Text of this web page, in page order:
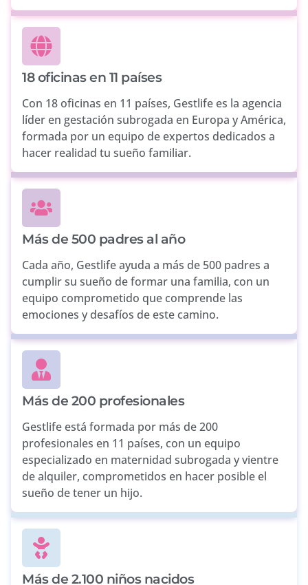
18 oficinas en 11 países
Con 18 oficinas en 11 países, Gestlife es la agencia
líder en gestación subrogada en Europa y América,
formada por un equipo de expertos dedicados a
hacer realidad tu sueño familiar.
Más de 500 padres al año
Cada año, Gestlife ayuda a más de 500 padres a
cumplir su sueño de formar una familia, con un
equipo comprometido que comprende las
emociones y desafíos de este camino.
Más de 200 profesionales
Gestlife está formada por más de 200
profesionales en 11 países, con un equipo
especializado en maternidad subrogada y vientre
de alquiler, comprometidos en hacer posible el
sueño de tener un hijo.
Más de 2.100 niños nacidos